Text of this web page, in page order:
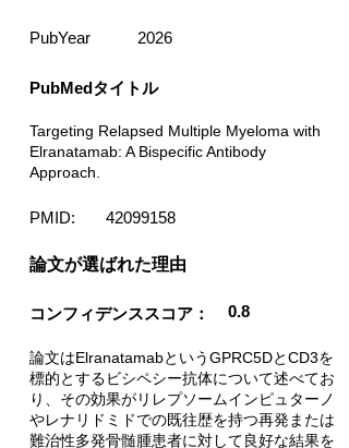
PubYear 2026
PubMedタイトル
Targeting Relapsed Multiple Myeloma with
Elranatamab: A Bispecific Antibody
Approach.
PMID: 42099158
​論文が選ばれた理由
コンフィデンススコア： 0.8
論文はElranatamabというGPRC5DとCD3を
標的とするビシペシー抗体について述べてお
り、その効果がリレプソームインピュターノ
やレナリドミドでの既往歴を持つ再発または
難治性多発骨髄腫患者に対して良好な結果を